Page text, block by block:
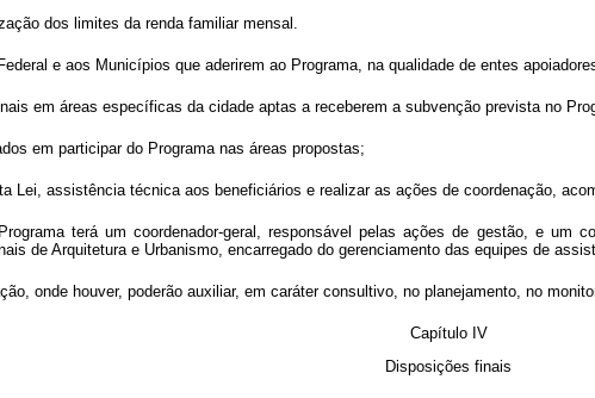
dos limites da renda familiar mensal.
e aos Municípios que aderirem ao Programa, na qualidade de entes
em áreas específicas da cidade aptas a receberem a subvenção prevista no
em participar do Programa nas áreas propostas;
Lei, assistência técnica aos beneficiários e realizar as ações de coordenação,
terá um coordenador-geral, responsável pelas ações de gestão, e um
de Arquitetura e Urbanismo, encarregado do gerenciamento das equipes de
onde houver, poderão auxiliar, em caráter consultivo, no planejamento, no
Capítulo IV
Disposições finais